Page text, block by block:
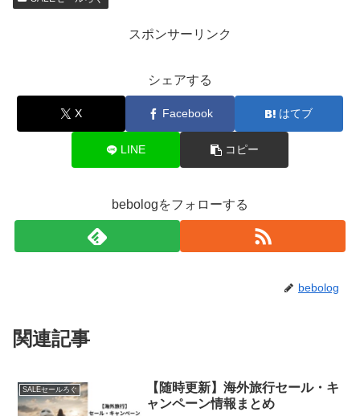
スポンサーリンク
シェアする
X Facebook はてブ
LINE コピー
bebologをフォローする
bebolog
関連記事
SALEセールろぐ
【随時更新】海外旅行セール・キ
ャンペーン情報まとめ